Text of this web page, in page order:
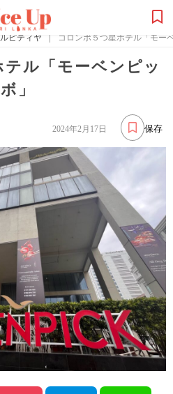
ピティヤ | コロンボ５つ星ホテル「モー
ル「モーベンピッ
」
保存
2024年2月17日